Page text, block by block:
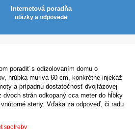
Internetová poradňa
otázky a odpovede
poradiť s odizolovaním domu o
hrúbka muriva 60 cm, konkrétne injekáž
a prípadnú dostatočnosť dvojfázovej
strán odkopaný cca meter do hĺbky
steny. Vďaka za odpoveď, či radu
spotreby
dĺžka 1000 mm
(pracovná dĺžka 950
mm)
€69,00